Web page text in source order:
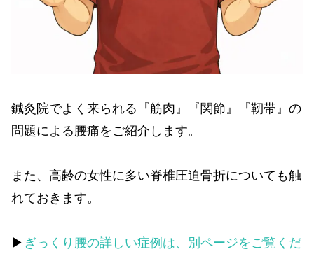
鍼灸院でよく来られる『筋肉』『関節』『靭帯』の
問題による腰痛をご紹介します。
また、高齢の女性に多い脊椎圧迫骨折についても触
れておきます。
▶ ぎっくり腰の詳しい症例は、別ページをご覧くだ